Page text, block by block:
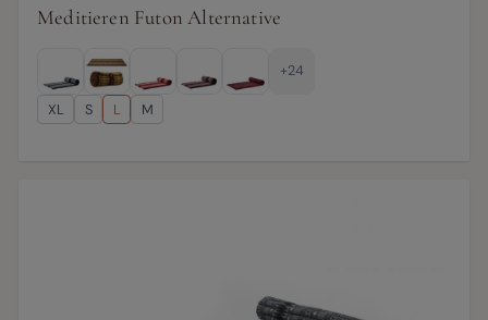
Meditieren Futon Alternative
+24
XL S L M